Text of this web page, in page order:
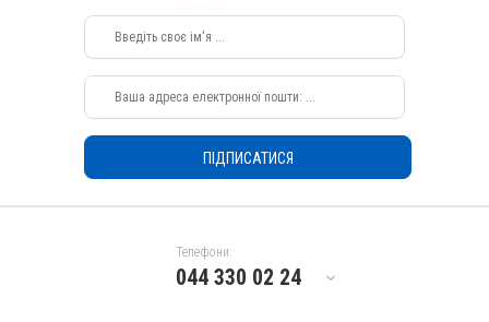
Перорально
Для серця
ПІДПИСАТИСЯ
Телефони:
044 330 02 24